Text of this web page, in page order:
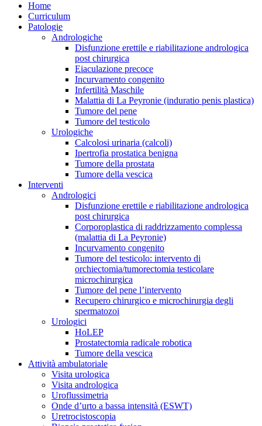
Home
Curriculum
Patologie
Andrologiche
Disfunzione erettile e riabilitazione andrologica
post chirurgica
Eiaculazione precoce
Incurvamento congenito
Infertilità Maschile
Malattia di La Peyronie (induratio penis plastica)
Tumore del pene
Tumore del testicolo
Urologiche
Calcolosi urinaria (calcoli)
Ipertrofia prostatica benigna
Tumore della prostata
Tumore della vescica
Interventi
Andrologici
Disfunzione erettile e riabilitazione andrologica
post chirurgica
Corporoplastica di raddrizzamento complessa
(malattia di La Peyronie)
Incurvamento congenito
Tumore del testicolo: intervento di
orchiectomia/tumorectomia testicolare
microchirurgica
Tumore del pene l’intervento
Recupero chirurgico e microchirurgia degli
spermatozoi
Urologici
HoLEP
Prostatectomia radicale robotica
Tumore della vescica
Attività ambulatoriale
Visita urologica
Visita andrologica
Uroflussimetria
Onde d’urto a bassa intensità (ESWT)
Uretrocistoscopia